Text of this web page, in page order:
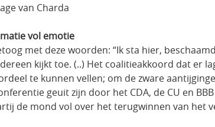
van Charda
vol emotie
met deze woorden: “Ik sta hier,
kijkt toe. (..) Het coalitieakkoord dat er
te kunnen vellen; om de zware
geuit zijn door het CDA, de CU en
de mond vol over het terugwinnen van het